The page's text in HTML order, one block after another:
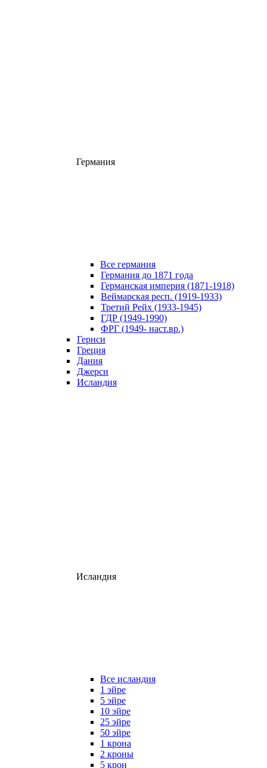
Германия
Все германия
Германия до 1871 года
Германская империя (1871-1918)
Веймарская респ. (1919-1933)
Третий Рейх (1933-1945)
ГДР (1949-1990)
ФРГ (1949- наст.вр.)
Гернси
Греция
Дания
Джерси
Исландия
Исландия
Все исландия
1 эйре
5 эйре
10 эйре
25 эйре
50 эйре
1 крона
2 кроны
5 крон